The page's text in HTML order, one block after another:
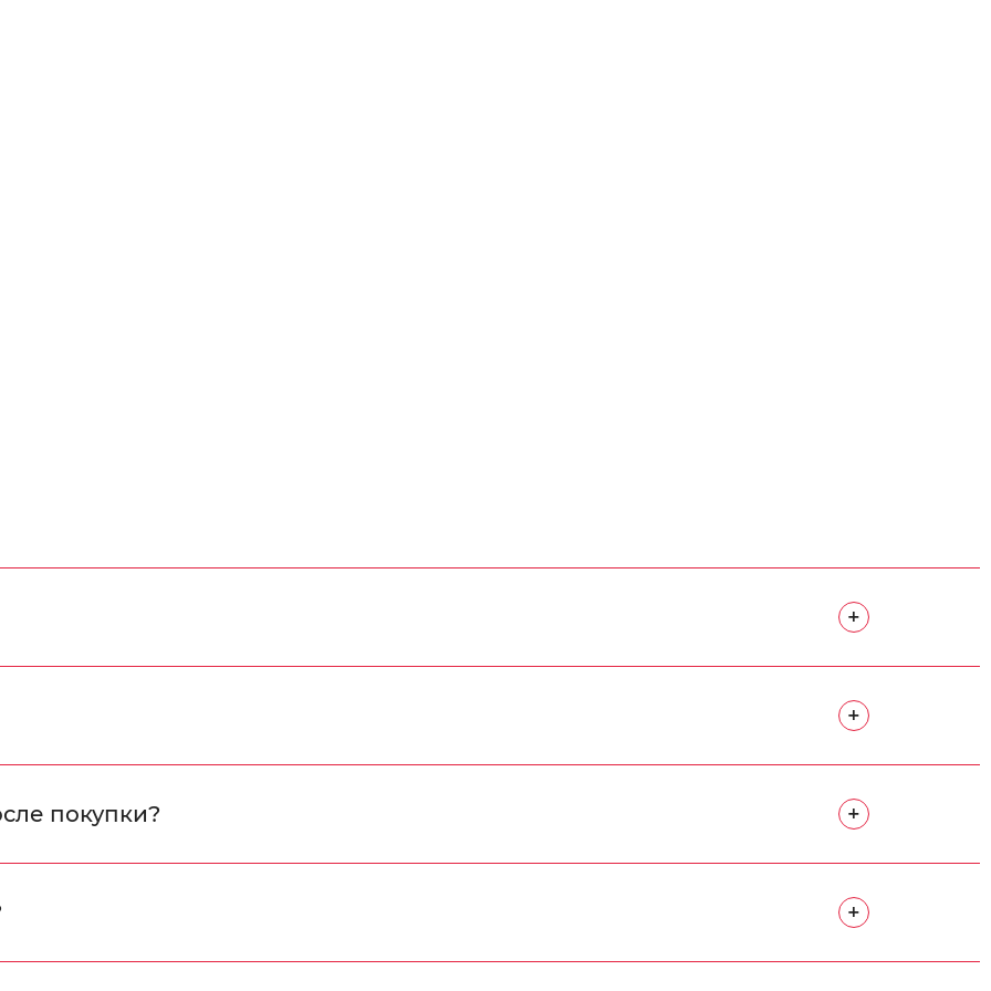
+
+
покупки? +
+